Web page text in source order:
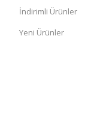
İndirimli Ürünler
Yeni Ürünler